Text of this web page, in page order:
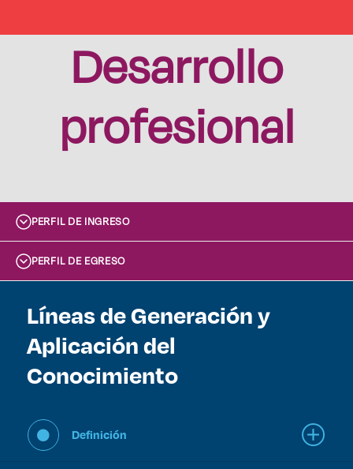
Desarrollo
profesional
PERFIL DE INGRESO
PERFIL DE EGRESO
Líneas de Generación y
Aplicación del
Conocimiento
Definición